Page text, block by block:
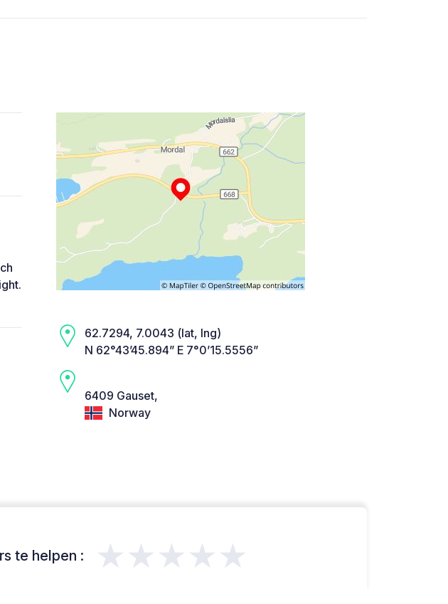
62.7294, 7.0043 (lat, lng)
N 62°43’45.894” E 7°0’15.5556”
6409 Gauset,
Norway
te helpen : ★★★★★